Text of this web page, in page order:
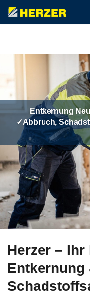
Zum
Entkernung
✓Abbruch,
Herzer –
Entkernung